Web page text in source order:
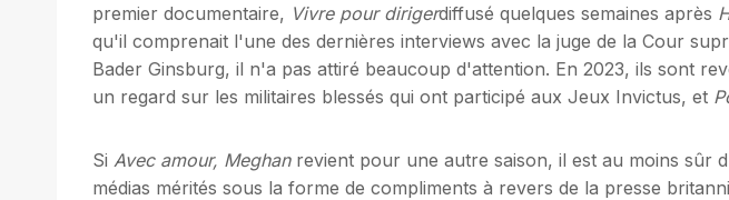
premier documentaire, Vivre pour dirigerdiffusé quelques semaines après
qu'il comprenait l'une des dernières interviews avec la juge de la Cour
Bader Ginsburg, il n'a pas attiré beaucoup d'attention. En 2023, ils sont
un regard sur les militaires blessés qui ont participé aux Jeux Invictus, et
Si Avec amour, Meghanrevient pour une autre saison, il est au moins sûr
médias mérités sous la forme de compliments à revers de la presse